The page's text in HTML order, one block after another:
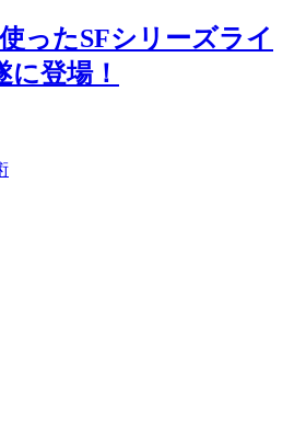
ったSFシリーズライ
登場！